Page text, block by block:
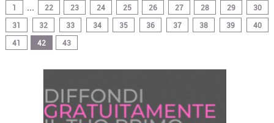
1 ... 22 23 24 25 26 27 28 29
30
31
32 33 34 35 36 37 38 39
40
41
42 43